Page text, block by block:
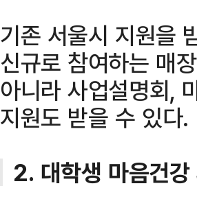
기존 서울시 지원을
신규로 참여하는 매
아니라 사업설명회,
지원도 받을 수 있다.
2. 대학생 마음건